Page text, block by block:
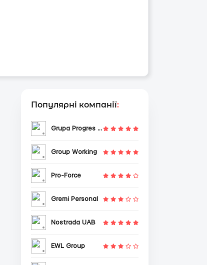
Популярні компанії:
Grupa Progres Sp. z o.o.
Group Working
Pro-Force
Gremi Personal
Nostrada UAB
EWL Group